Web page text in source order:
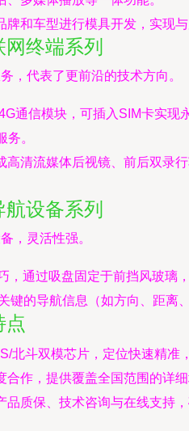
牌和车型进行模具开发，实现
终端系列
，代表了更前沿的技术方向。
4G通信模块，可插入SIM卡实
。
高清流媒体后视镜、前后双录
设备系列
，灵活性强。
，通过吸盘固定于前挡风玻璃
键的导航信息（如方向、距离
点
北斗双模芯片，定位快速精
合作，提供覆盖全国范围的详
品质保、技术咨询与在线支持